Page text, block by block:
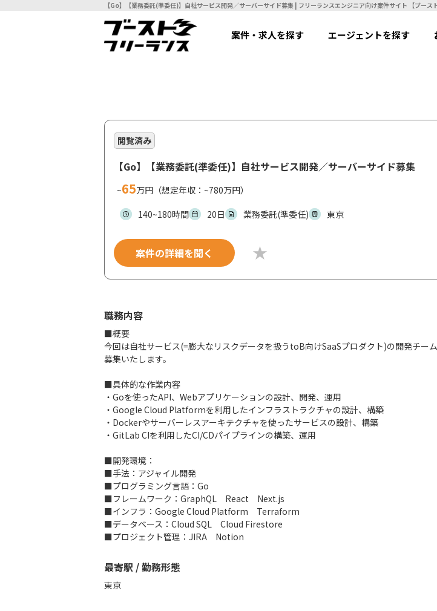
【Go】【業務委託(準委任)】自社サービス開発／サーバーサイド募集 | フリーランスエンジニア向け案件
案件・求人を探す エージェントを探す
閲覧済み
【Go】【業務委託(準委任)】自社サービス開発／サーバーサイド募集
~65万円（想定年収：~780万円）
140~180時間
20日 業務委託(準委任) 東京
案件の詳細を聞く
職務内容
■概要
今回は自社サービス(=膨大なリスクデータを扱うtoB向けSaaSプロダクト)の開発チー
募集いたします。
■具体的な作業内容
・Goを使ったAPI、Webアプリケーションの設計、開発、運用
・Google Cloud Platformを利用したインフラストラクチャの設計、構築
・Dockerやサーバーレスアーキテクチャを使ったサービスの設計、構築
・GitLab CIを利用したCI/CDパイプラインの構築、運用
■開発環境：
■手法：アジャイル開発
■プログラミング言語：Go
■フレームワーク：GraphQL React Next.js
■インフラ：Google Cloud Platform Terraform
■データベース：Cloud SQL Cloud Firestore
■プロジェクト管理：JIRA Notion
最寄駅 / 勤務形態
東京